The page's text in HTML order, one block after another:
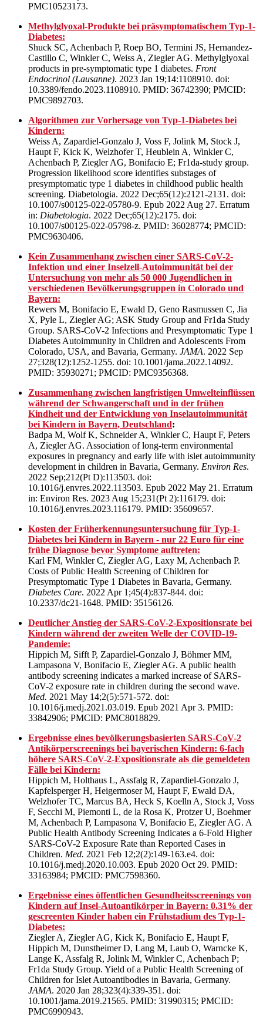
PMC10523173.
Methylglyoxal-Produkte bei präsymptomatischem Typ-1-
Diabetes:
Shuck SC, Achenbach P, Roep BO, Termini JS, Hernandez-
Castillo C, Winkler C, Weiss A, Ziegler AG. Methylglyoxal
products in pre-symptomatic type 1 diabetes. Front
Endocrinol (Lausanne). 2023 Jan 19;14:1108910. doi:
10.3389/fendo.2023.1108910. PMID: 36742390; PMCID:
PMC9892703.
Algorithmen zur Vorhersage von Typ-1-Diabetes bei
Kindern:
Weiss A, Zapardiel-Gonzalo J, Voss F, Jolink M, Stock J,
Haupt F, Kick K, Welzhofer T, Heublein A, Winkler C,
Achenbach P, Ziegler AG, Bonifacio E; Fr1da-study group.
Progression likelihood score identifies substages of
presymptomatic type 1 diabetes in childhood public health
screening. Diabetologia. 2022 Dec;65(12):2121-2131. doi:
10.1007/s00125-022-05780-9. Epub 2022 Aug 27. Erratum
in: Diabetologia. 2022 Dec;65(12):2175. doi:
10.1007/s00125-022-05798-z. PMID: 36028774; PMCID:
PMC9630406.
Kein Zusammenhang zwischen einer SARS-CoV-2-
Infektion und einer Inselzell-Autoimmunität bei der
Untersuchung von mehr als 50 000 Jugendlichen in
verschiedenen Bevölkerungsgruppen in Colorado und
Bayern:
Rewers M, Bonifacio E, Ewald D, Geno Rasmussen C, Jia
X, Pyle L, Ziegler AG; ASK Study Group and Fr1da Study
Group. SARS-CoV-2 Infections and Presymptomatic Type 1
Diabetes Autoimmunity in Children and Adolescents From
Colorado, USA, and Bavaria, Germany. JAMA. 2022 Sep
27;328(12):1252-1255. doi: 10.1001/jama.2022.14092.
PMID: 35930271; PMCID: PMC9356368.
Zusammenhang zwischen langfristigen Umwelteinflüssen
während der Schwangerschaft und in der frühen
Kindheit und der Entwicklung von Inselautoimmunität
bei Kindern in Bayern, Deutschland:
Badpa M, Wolf K, Schneider A, Winkler C, Haupt F, Peters
A, Ziegler AG. Association of long-term environmental
exposures in pregnancy and early life with islet autoimmunity
development in children in Bavaria, Germany. Environ Res.
2022 Sep;212(Pt D):113503. doi:
10.1016/j.envres.2022.113503. Epub 2022 May 21. Erratum
in: Environ Res. 2023 Aug 15;231(Pt 2):116179. doi:
10.1016/j.envres.2023.116179. PMID: 35609657.
Kosten der Früherkennungsuntersuchung für Typ-1-
Diabetes bei Kindern in Bayern - nur 22 Euro für eine
frühe Diagnose bevor Symptome auftreten:
Karl FM, Winkler C, Ziegler AG, Laxy M, Achenbach P.
Costs of Public Health Screening of Children for
Presymptomatic Type 1 Diabetes in Bavaria, Germany.
Diabetes Care. 2022 Apr 1;45(4):837-844. doi:
10.2337/dc21-1648. PMID: 35156126.
Deutlicher Anstieg der SARS-CoV-2-Expositionsrate bei
Kindern während der zweiten Welle der COVID-19-
Pandemie:
Hippich M, Sifft P, Zapardiel-Gonzalo J, Böhmer MM,
Lampasona V, Bonifacio E, Ziegler AG. A public health
antibody screening indicates a marked increase of SARS-
CoV-2 exposure rate in children during the second wave.
Med. 2021 May 14;2(5):571-572. doi:
10.1016/j.medj.2021.03.019. Epub 2021 Apr 3. PMID:
33842906; PMCID: PMC8018829.
Ergebnisse eines bevölkerungsbasierten SARS-CoV-2
Antikörperscreenings bei bayerischen Kindern: 6-fach
höhere SARS-CoV-2-Expositionsrate als die gemeldeten
Fälle bei Kindern:
Hippich M, Holthaus L, Assfalg R, Zapardiel-Gonzalo J,
Kapfelsperger H, Heigermoser M, Haupt F, Ewald DA,
Welzhofer TC, Marcus BA, Heck S, Koelln A, Stock J, Voss
F, Secchi M, Piemonti L, de la Rosa K, Protzer U, Boehmer
M, Achenbach P, Lampasona V, Bonifacio E, Ziegler AG. A
Public Health Antibody Screening Indicates a 6-Fold Higher
SARS-CoV-2 Exposure Rate than Reported Cases in
Children. Med. 2021 Feb 12;2(2):149-163.e4. doi:
10.1016/j.medj.2020.10.003. Epub 2020 Oct 29. PMID:
33163984; PMCID: PMC7598360.
Ergebnisse eines öffentlichen Gesundheitsscreenings von
Kindern auf Insel-Autoantikörper in Bayern: 0.31% der
gescreenten Kinder haben ein Frühstadium des Typ-1-
Diabetes:
Ziegler A, Ziegler AG, Kick K, Bonifacio E, Haupt F,
Hippich M, Dunstheimer D, Lang M, Laub O, Warncke K,
Lange K, Assfalg R, Jolink M, Winkler C, Achenbach P;
Fr1da Study Group. Yield of a Public Health Screening of
Children for Islet Autoantibodies in Bavaria, Germany.
JAMA. 2020 Jan 28;323(4):339-351. doi:
10.1001/jama.2019.21565. PMID: 31990315; PMCID:
PMC6990943.